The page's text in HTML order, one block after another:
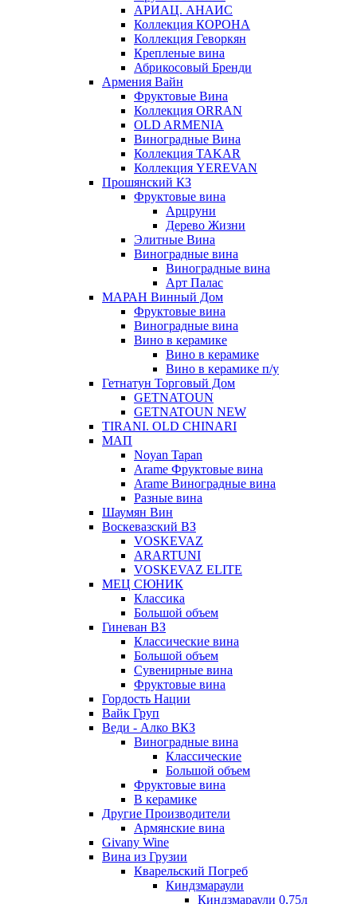
АРИАЦ. АНАИС
Коллекция КОРОНА
Коллекция Геворкян
Крепленые вина
Абрикосовый Бренди
Армения Вайн
Фруктовые Вина
Коллекция ORRAN
OLD ARMENIA
Виноградные Вина
Коллекция TAKAR
Коллекция YEREVAN
Прошянский КЗ
Фруктовые вина
Арцруни
Дерево Жизни
Элитные Вина
Виноградные вина
Виноградные вина
Арт Палас
МАРАН Винный Дом
Фруктовые вина
Виноградные вина
Вино в керамике
Вино в керамике
Вино в керамике п/у
Гетнатун Торговый Дом
GETNATOUN
GETNATOUN NEW
TIRANI. OLD CHINARI
МАП
Noyan Tapan
Arame Фруктовые вина
Arame Виноградные вина
Разные вина
Шаумян Вин
Воскевазский ВЗ
VOSKEVAZ
ARARTUNI
VOSKEVAZ ELITE
МЕЦ СЮНИК
Классика
Большой объем
Гиневан ВЗ
Классические вина
Большой объем
Сувенирные вина
Фруктовые вина
Гордость Нации
Вайк Груп
Веди - Алко ВКЗ
Виноградные вина
Классические
Большой объем
Фруктовые вина
В керамике
Другие Производители
Армянские вина
Givany Wine
Вина из Грузии
Кварельский Погреб
Киндзмараули
Киндзмараули 0,75л